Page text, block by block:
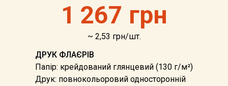
1 267 грн
~ 2,53 грн/шт.
ДРУК ФЛАЄРІВ
Папір: крейдований глянцевий (130 г/м²)
Друк: повнокольоровий односторонній